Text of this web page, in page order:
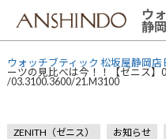
content
ウ
静
ウォッチブティック 松坂屋静岡店
ーツの見比べは今！！【ゼニス】
/03.3100.3600/21.M3100
ZENITH（ゼニス） お知らせ